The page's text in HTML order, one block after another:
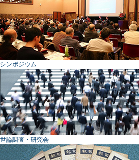
シンポジウム
世論調査・研究会